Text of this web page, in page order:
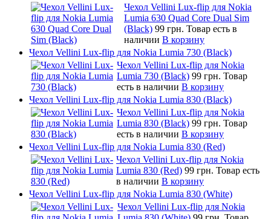
Чехол Vellini Lux-flip для Nokia
Lumia 630 Quad Core Dual Sim
(Black) 99 грн. Товар есть в
наличии В корзину
Чехол Vellini Lux-flip для Nokia Lumia 730 (Black)
Чехол Vellini Lux-flip для Nokia
Lumia 730 (Black) 99 грн. Товар
есть в наличии В корзину
Чехол Vellini Lux-flip для Nokia Lumia 830 (Black)
Чехол Vellini Lux-flip для Nokia
Lumia 830 (Black) 99 грн. Товар
есть в наличии В корзину
Чехол Vellini Lux-flip для Nokia Lumia 830 (Red)
Чехол Vellini Lux-flip для Nokia
Lumia 830 (Red) 99 грн. Товар есть
в наличии В корзину
Чехол Vellini Lux-flip для Nokia Lumia 830 (White)
Чехол Vellini Lux-flip для Nokia